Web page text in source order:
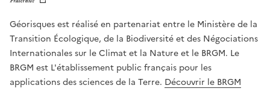
T
É
,
É
G
A
L
Géorisques est réalisé en partenariat entre le Ministère de la
Transition Écologique, de la Biodiversité et des Négociations
Internationales sur le Climat et la Nature et le BRGM. Le
BRGM est L'établissement public français pour les
applications des sciences de la Terre. Découvrir le BRGM